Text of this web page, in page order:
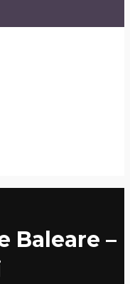
Baleare –